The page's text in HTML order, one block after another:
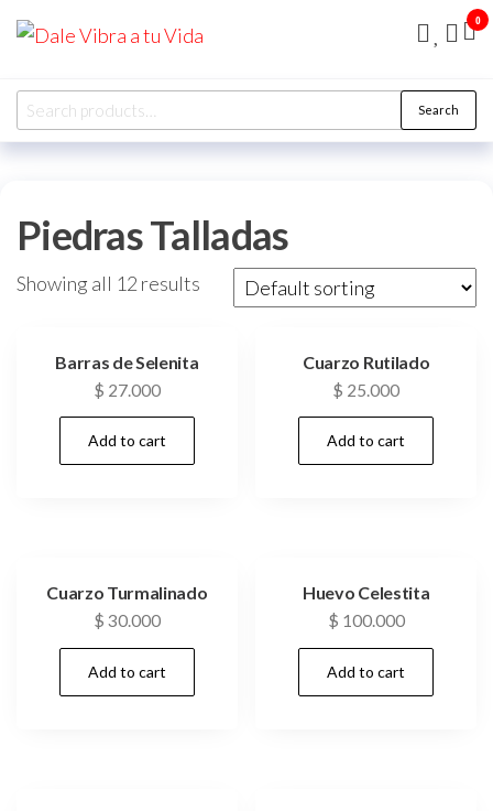
Skip
to
content
a tu
0
Search
for:
Search
Piedras Talladas
Showing all 12 results
Barras de Selenita
$ 27.000
Add to cart
Cuarzo Rutilado
$ 25.000
Add to cart
Cuarzo Turmalinado
$ 30.000
Add to cart
Huevo Celestita
$ 100.000
Add to cart